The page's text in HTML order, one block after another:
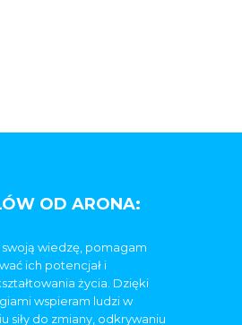
OD ARONA:
wiedzę, pomagam
ich potencjał i
życia. Dzięki
wspieram ludzi w
siły do zmiany, odkrywaniu